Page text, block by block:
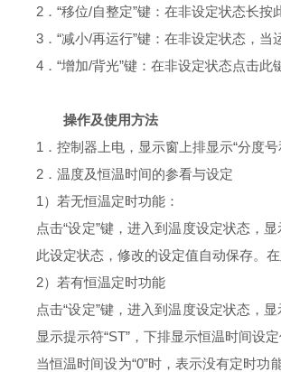
2．“移位/自整定”键：在非设定状态长
3．“减小/再运行”键：在非设定状态，
4．“增加/背光”键：在非设定
操作及使用方法
1．控制器上电，显示窗上排显示“分度
2．温度及恒温时间的参看与设定
1）若无恒温定时功能：
点击“设定”键，进入到温度设定状态，
此设定状态，修改的设定值自动保存。
2）若有恒温定时功能
点击“设定”键，进入到温度设定状态，
显示提示符“ST”，下排显示恒温时间设
当恒温时间设为“0”时，表示没有定时